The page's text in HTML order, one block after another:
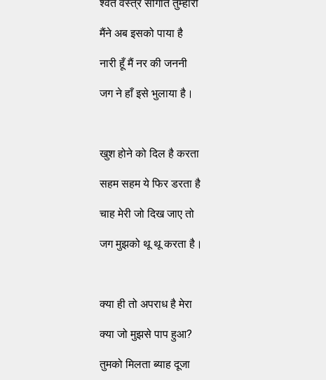
श्वेत वस्त्र सौगात तुम्हारी
मैंने अब इसको पाया है
नारी हूँ मैं नर की जननी
जग ने हाँ इसे भुलाया है।
खुश होने को दिल है करता
सहम सहम ये फिर डरता है
चाह मेरी जो दिख जाए तो
जग मुझको थू थू करता है।
क्या ही तो अपराध है मेरा
क्या जो मुझसे पाप हुआ?
तुमको मिलता ब्याह दूजा